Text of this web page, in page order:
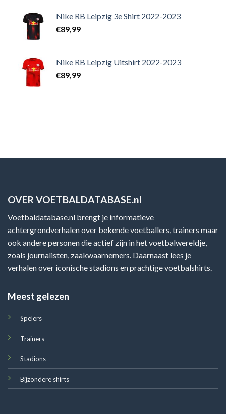
Nike RB Leipzig 3e Shirt 2022-2023
€89,99
Nike RB Leipzig Uitshirt 2022-2023
€89,99
OVER VOETBALDATABASE.nl
Voetbaldatabase.nl brengt je informatieve
achtergrondverhalen over bekende voetballers, trainers maar
ook andere personen die actief zijn in het voetbalwereldje,
zoals journalisten, zaakwaarnemers. Daarnaast lees je
verhalen over iconische stadions en prachtige voetbalshirts.
Meest gelezen
Spelers
Trainers
Stadions
Bijzondere shirts